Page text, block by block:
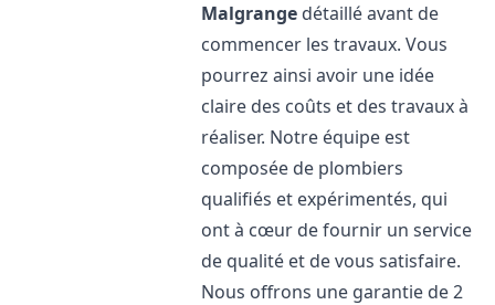
Malgrange détaillé avant de
commencer les travaux. Vous
pourrez ainsi avoir une idée
claire des coûts et des travaux à
réaliser. Notre équipe est
composée de plombiers
qualifiés et expérimentés, qui
ont à cœur de fournir un service
de qualité et de vous satisfaire.
Nous offrons une garantie de 2